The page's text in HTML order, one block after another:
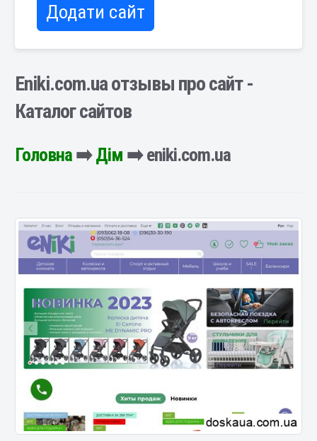
Додати сайт
Eniki.com.ua отзывы про сайт -
Каталог сайтов
Головна➡️Дім ➡️ eniki.com.ua